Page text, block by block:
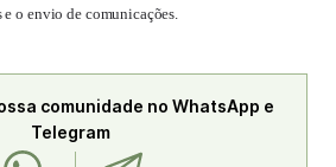
o envio de comunicações.
comunidade no WhatsApp e
Telegram